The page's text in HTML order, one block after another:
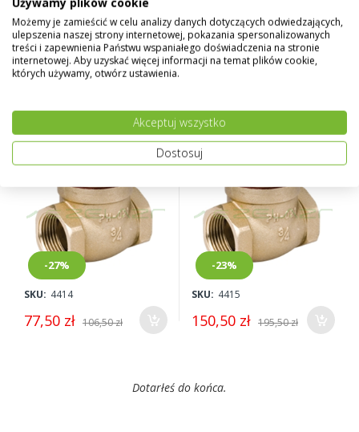
-25%
SKU: 4412
47,50 zł 63,50 zł
SKU: 4413
72,50 zł 101,50 zł
Zawór zwrotny klapowy
-27%
SKU: 4414
77,50 zł 106,50 zł
Zawór zwrotny klapowy 2"
mosiądz
-23%
SKU: 4415
150,50 zł 195,50 zł
Dotarłeś do końca.
Możemy je zamieścić w celu analizy danych dotyczących odwiedzających,
ulepszenia naszej strony internetowej, pokazania spersonalizowanych
treści i zapewnienia Państwu wspaniałego doświadczenia na stronie
internetowej. Aby uzyskać więcej informacji na temat plików cookie,
których używamy, otwórz ustawienia.
Akceptuj wszystko
Dostosuj